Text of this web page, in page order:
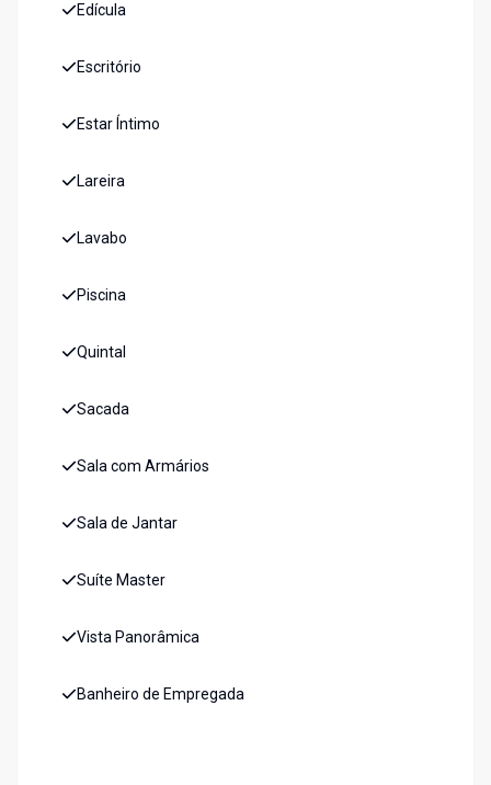
Edícula
Escritório
Estar Íntimo
Lareira
Lavabo
Piscina
Quintal
Sacada
Sala com Armários
Sala de Jantar
Suíte Master
Vista Panorâmica
Banheiro de Empregada